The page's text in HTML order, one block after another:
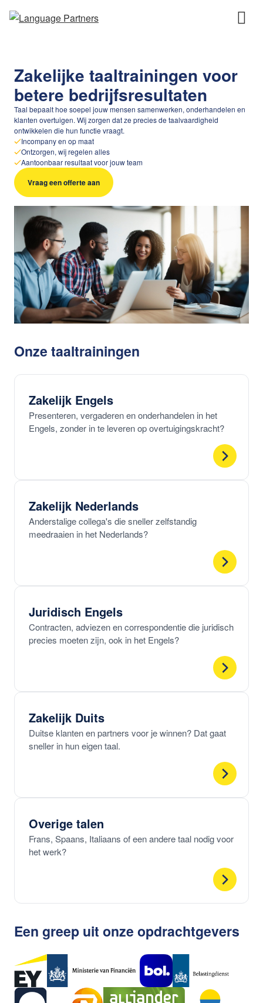
Zakelijke taaltrainingen voor
betere bedrijfsresultaten
Taal bepaalt hoe soepel jouw mensen samenwerken, onderhandelen en
klanten overtuigen. Wij zorgen dat ze precies de taalvaardigheid
ontwikkelen die hun functie vraagt.
Incompany en op maat
Ontzorgen, wij regelen alles
Aantoonbaar resultaat voor jouw team
Vraag een offerte aan
Onze taaltrainingen
Zakelijk Engels
Presenteren, vergaderen en onderhandelen in het
Engels, zonder in te leveren op overtuigingskracht?
Zakelijk Nederlands
Anderstalige collega's die sneller zelfstandig
meedraaien in het Nederlands?
Juridisch Engels
Contracten, adviezen en correspondentie die juridisch
precies moeten zijn, ook in het Engels?
Zakelijk Duits
Duitse klanten en partners voor je winnen? Dat gaat
sneller in hun eigen taal.
Overige talen
Frans, Spaans, Italiaans of een andere taal nodig voor
het werk?
Een greep uit onze opdrachtgevers